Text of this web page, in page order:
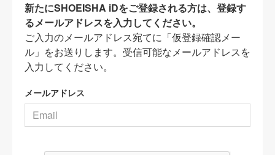
新たにSHOEISHA iDをご登録される方は、登録す
るメールアドレスを入力してください。
ご入力のメールアドレス宛てに「仮登録確認メー
ル」をお送りします。受信可能なメールアドレスを
入力してください。
メールアドレス